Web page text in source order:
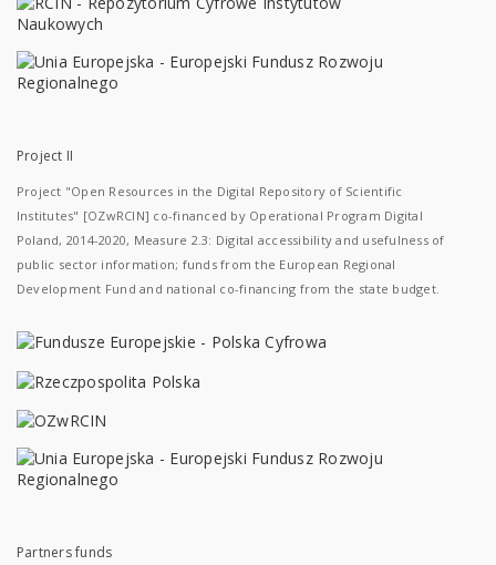
Project II
Project "Open Resources in the Digital Repository of Scientific
Institutes" [OZwRCIN] co-financed by Operational Program Digital
Poland, 2014-2020, Measure 2.3: Digital accessibility and usefulness of
public sector information; funds from the European Regional
Development Fund and national co-financing from the state budget.
Partners funds